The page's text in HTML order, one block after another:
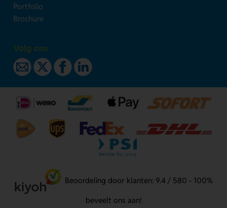
Portfolio
Brochure
Volg ons
Beoordeling door klanten: 9.4 / 580 - 100%
beveelt ons aan!